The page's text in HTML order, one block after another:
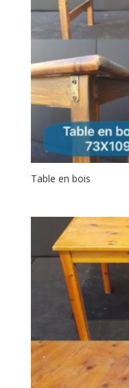
Table en bois